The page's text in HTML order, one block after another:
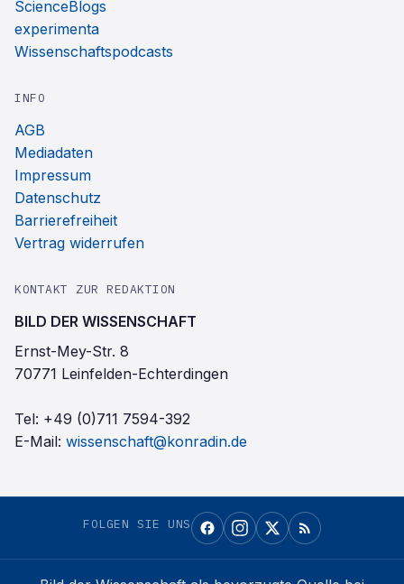
ScienceBlogs
experimenta
Wissenschaftspodcasts
INFO
AGB
Mediadaten
Impressum
Datenschutz
Barrierefreiheit
Vertrag widerrufen
KONTAKT ZUR REDAKTION
BILD DER WISSENSCHAFT
Ernst-Mey-Str. 8
70771 Leinfelden-Echterdingen
Tel: +49 (0)711 7594-392
E-Mail: wissenschaft@konradin.de
FOLGEN SIE UNS